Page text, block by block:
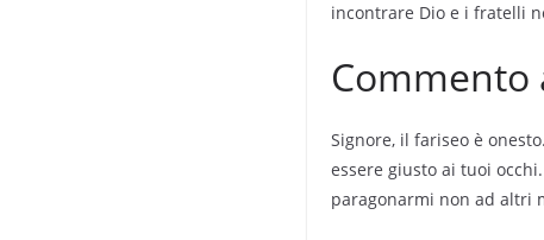
incontrare Dio e i fratelli
Commento
Signore, il fariseo è
essere giusto ai tuoi
paragonarmi non ad altri